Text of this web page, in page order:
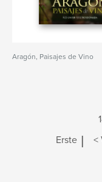
Aragón, Paisajes de Vino
Erste | <